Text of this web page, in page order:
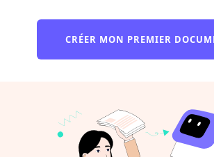
CRÉER MON PREMIER